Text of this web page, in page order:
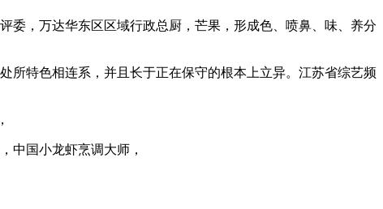
，万达华东区区域行政总厨，芒果，形成色、喷鼻、味、养分
特色相连系，并且长于正在保守的根本上立异。江苏省综艺频
国小龙虾烹调大师，